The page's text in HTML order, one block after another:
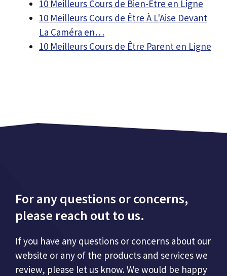
10 Meilleurs Cours de Bien-Être en Ligne
10 Meilleurs Cours de Être À L'Aise Devant
La Caméra en…
10 Meilleurs Cours de Être Parent en Ligne
For any questions or concerns,
please reach out to us.
If you have any questions or concerns about our
website or any of the products and services we
review, please let us know. We would be happy